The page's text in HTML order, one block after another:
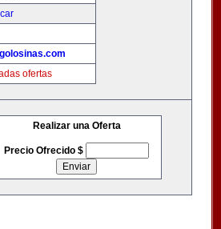
ofertas
Realizar una Oferta
Precio Ofrecido $